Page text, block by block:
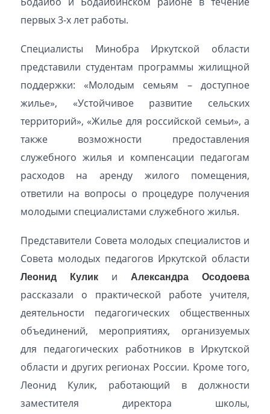
первых 3-х лет работы.
Специалисты Минобра Иркутской области
представили студентам программы жилищной
поддержки: «Молодым семьям – доступное
жилье», «Устойчивое развитие сельских
территорий», «Жилье для российской семьи», а
также возможности предоставления
служебного жилья и компенсации педагогам
расходов на аренду жилого помещения,
ответили на вопросы о процедуре получения
молодыми специалистами служебного жилья.
Представители Совета молодых специалистов и
Совета молодых педагогов Иркутской области
Леонид КуликиАлександра Осодоева
рассказали о практической работе учителя,
деятельности педагогических общественных
объединений, мероприятиях, организуемых
для педагогических работников в Иркутской
области и других регионах России. Кроме того,
Леонид Кулик, работающий в должности
заместителя директора школы,